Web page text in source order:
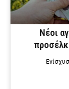
Νέοι